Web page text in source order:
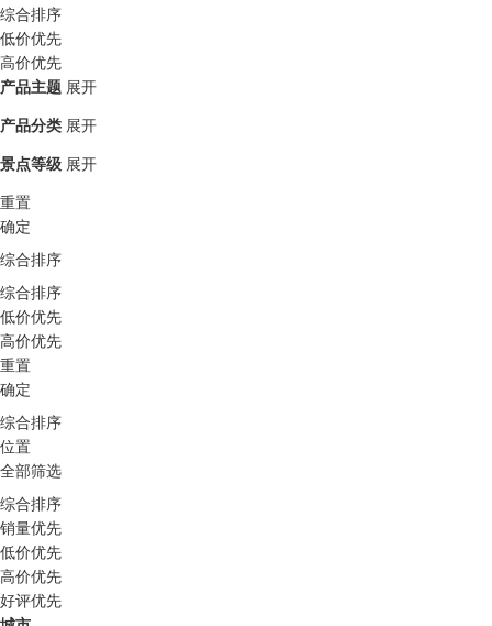
综合排序
低价优先
高价优先
产品主题 展开
产品分类 展开
景点等级 展开
重置
确定
综合排序
综合排序
低价优先
高价优先
重置
确定
综合排序
位置
全部筛选
综合排序
销量优先
低价优先
高价优先
好评优先